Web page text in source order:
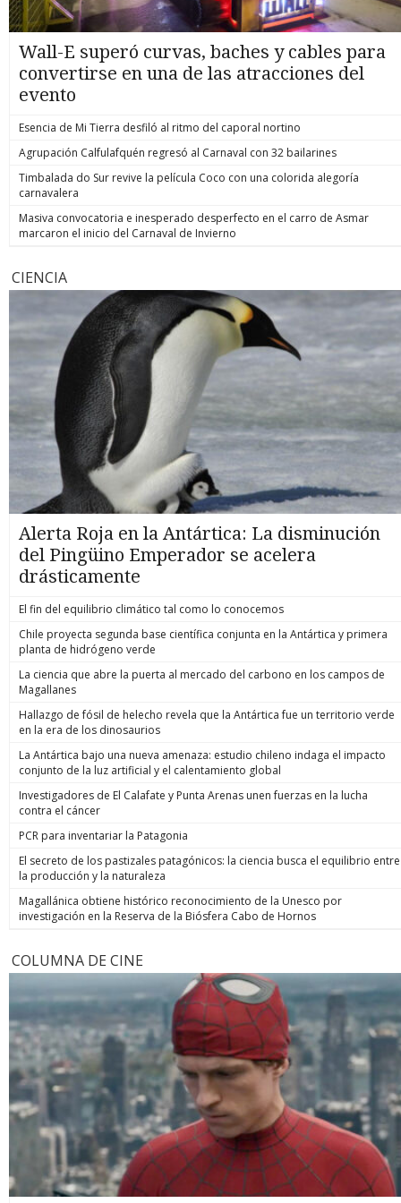
Wall-E superó curvas, baches y cables para
convertirse en una de las atracciones del
evento
Esencia de Mi Tierra desfiló al ritmo del caporal nortino
Agrupación Calfulafquén regresó al Carnaval con 32 bailarines
Timbalada do Sur revive la película Coco con una colorida alegoría
carnavalera
Masiva convocatoria e inesperado desperfecto en el carro de Asmar
marcaron el inicio del Carnaval de Invierno
CIENCIA
Alerta Roja en la Antártica: La disminución
del Pingüino Emperador se acelera
drásticamente
El fin del equilibrio climático tal como lo conocemos
Chile proyecta segunda base científica conjunta en la Antártica y primera
planta de hidrógeno verde
La ciencia que abre la puerta al mercado del carbono en los campos de
Magallanes
Hallazgo de fósil de helecho revela que la Antártica fue un territorio verde
en la era de los dinosaurios
La Antártica bajo una nueva amenaza: estudio chileno indaga el impacto
conjunto de la luz artificial y el calentamiento global
Investigadores de El Calafate y Punta Arenas unen fuerzas en la lucha
contra el cáncer
PCR para inventariar la Patagonia
El secreto de los pastizales patagónicos: la ciencia busca el equilibrio entre
la producción y la naturaleza
Magallánica obtiene histórico reconocimiento de la Unesco por
investigación en la Reserva de la Biósfera Cabo de Hornos
COLUMNA DE CINE